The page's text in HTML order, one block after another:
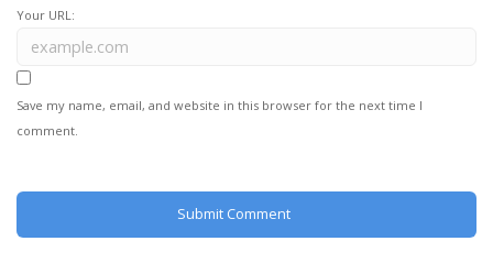
Your URL:
Save my name, email, and website in this browser for the next time I
comment.